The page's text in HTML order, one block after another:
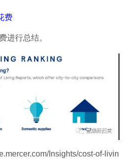
费
进行总结。
Insights/cost-of-livin